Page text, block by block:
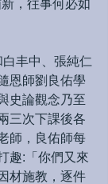
，往事何必如
丰中、張純仁
恩師劉良佑學
史論觀念乃至
三次下課後各
師，良佑師每
趣:「你們又來
材施教，逐件